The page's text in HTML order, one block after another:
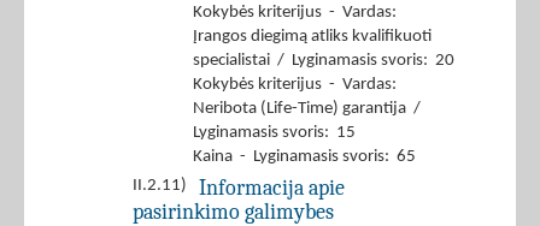
Kokybės kriterijus - Vardas:
Įrangos diegimą atliks kvalifikuoti
specialistai / Lyginamasis svoris: 20
Kokybės kriterijus - Vardas:
Neribota (Life-Time) garantija /
Lyginamasis svoris: 15
Kaina - Lyginamasis svoris: 65
II.2.11)
Informacija apie
pasirinkimo galimybes